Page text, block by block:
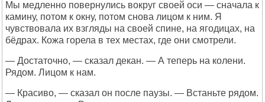
Мы медленно повернулись вокруг своей оси — сначала к
камину, потом к окну, потом снова лицом к ним. Я
чувствовала их взгляды на своей спине, на ягодицах, на
бёдрах. Кожа горела в тех местах, где они смотрели.
— Достаточно, — сказал декан. — А теперь на колени.
Рядом. Лицом к нам.
— Красиво, — сказал он после паузы. — Встаньте рядом.